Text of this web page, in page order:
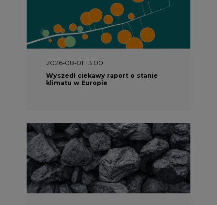
2026-08-01 13:00
Wyszedł ciekawy raport o stanie
klimatu w Europie